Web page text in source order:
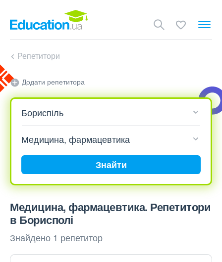
Репетитори
Додати репетитора
Знайти
Медицина, фармацевтика. Репетитори
в Борисполі
Знайдено 1 репетитор